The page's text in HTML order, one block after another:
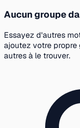
Aucun groupe
Essayez d'autres
ajoutez votre propre
autres à le trouver.